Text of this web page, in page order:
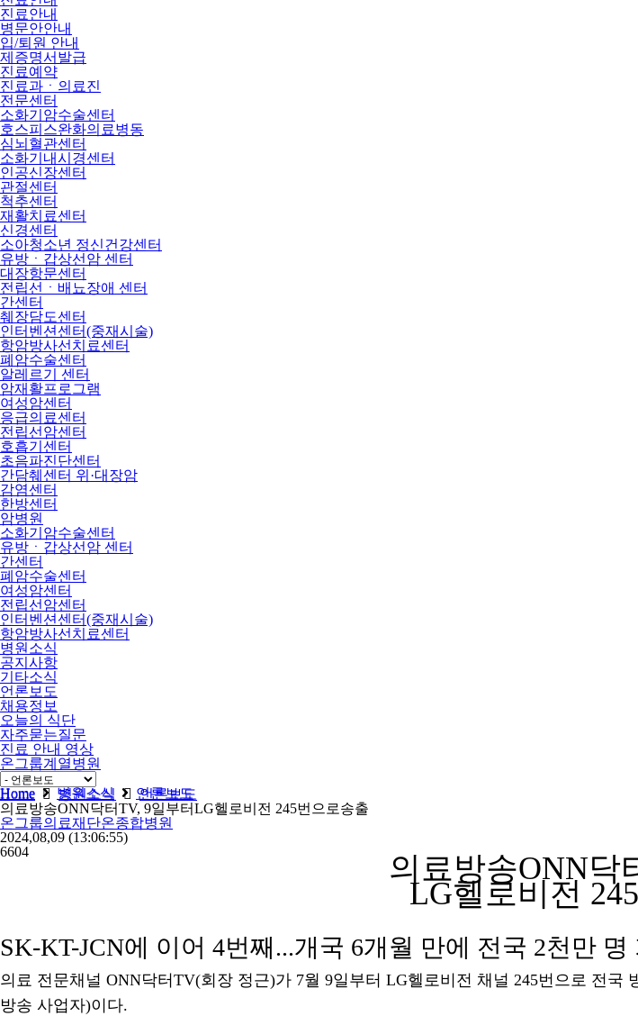
진료안내
병문안안내
입/퇴원 안내
제증명서발급
진료예약
진료과ㆍ의료진
전문센터
소화기암수술센터
호스피스완화의료병동
심뇌혈관센터
소화기내시경센터
인공신장센터
관절센터
척추센터
재활치료센터
신경센터
소아청소년 정신건강센터
유방ㆍ갑상선암 센터
대장항문센터
전립선ㆍ배뇨장애 센터
간센터
췌장담도센터
인터벤션센터(중재시술)
항암방사선치료센터
폐암수술센터
알레르기 센터
암재활프로그램
여성암센터
응급의료센터
전립선암센터
호흡기센터
초음파진단센터
간담췌센터 위·대장암
감염센터
한방센터
암병원
소화기암수술센터
유방ㆍ갑상선암 센터
간센터
폐암수술센터
여성암센터
전립선암센터
인터벤션센터(중재시술)
항암방사선치료센터
병원소식
공지사항
기타소식
언론보도
채용정보
오늘의 식단
자주묻는질문
진료 안내 영상
온그룹계열병원
비급여
Home
병원소식 언론보도
Home 병원소식
언론보도
의료방송ONN닥터TV, 9일부터LG헬로비전 245번으로송출
온그룹의료재단온종합병원
2024,08,09 (13:06:55)
6604
의료방송ONN닥
LG헬로비전
SK-KT-JCN에 이어 4번째...개국 6개월 만에 전국 2천만 명
의료 전문채널 ONN닥터TV(회장 정근)가 7월 9일부터 LG헬로비전 채널 245번으로 전
방송 사업자)이다.